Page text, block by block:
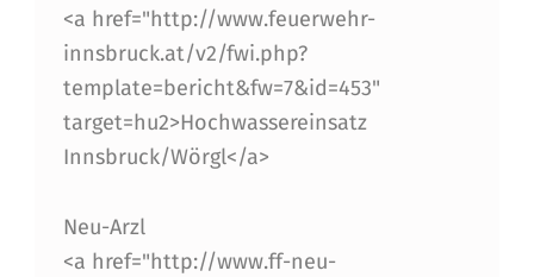
<a href="http://www.feuerwehr-
innsbruck.at/v2/fwi.php?
template=bericht&fw=7&id=453"
target=hu2>Hochwassereinsatz
Innsbruck/Wörgl</a>
Neu-Arzl
<a href="http://www.ff-neu-